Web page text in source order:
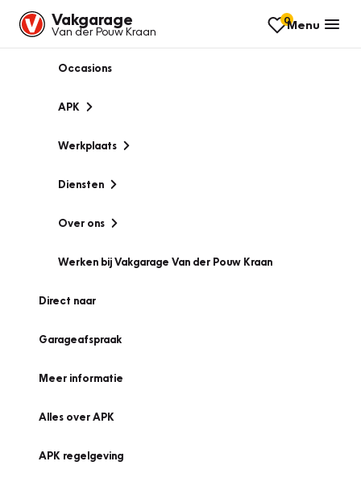
Vakgarage
Van der Pouw Kraan
0Menu
Occasions
APK
Werkplaats
Diensten
Over ons
Werken bij Vakgarage Van der Pouw Kraan
Direct naar
Garageafspraak
Meer informatie
Alles over APK
APK regelgeving